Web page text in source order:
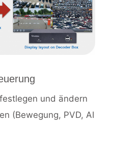
und ändern
(Bewegung, PVD, AI